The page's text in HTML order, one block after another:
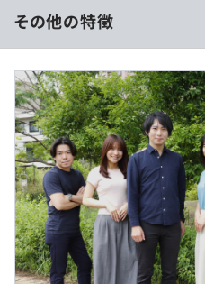
る時代が訪れようとしてい
当社はAI・IoTを活用して社
人々の生活をより豊かにす
た、先端技術者の育成にも
う人材の育成を推進していま
当社では、AI分野の最新技
よう、魅力的な案件の開拓
1回の勉強会や、現役のAIエ
ッカソンを通じて、新技術
います。また、クリアな評
アが自身の成長を実感しな
えています。
■月給 27万円〜40万円以上
※残業代は別途支給
※経験・能力を考慮のうえ
す。
（※想定年収は年収提示額を保
その他の特徴